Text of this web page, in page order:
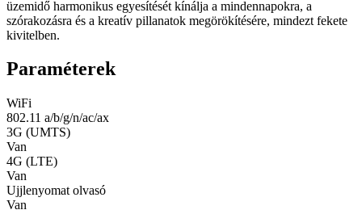
üzemidő harmonikus egyesítését kínálja a mindennapokra, a
szórakozásra és a kreatív pillanatok megörökítésére, mindezt fekete
kivitelben.
Paraméterek
WiFi
802.11 a/b/g/n/ac/ax
3G (UMTS)
Van
4G (LTE)
Van
Ujjlenyomat olvasó
Van